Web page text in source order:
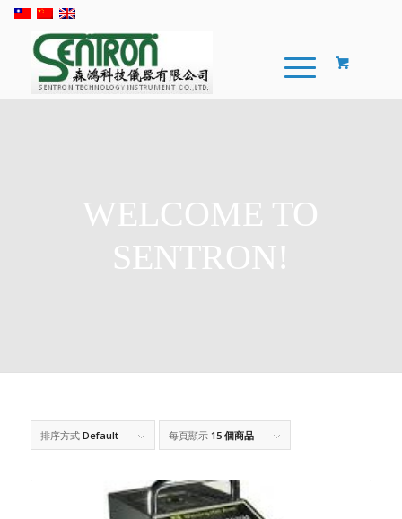
WELCOME TO
SENTRON!
排序方式 Default 每頁顯示 15 個商品